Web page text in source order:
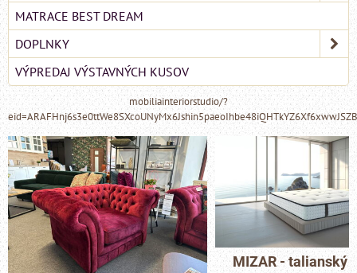
MATRACE BEST DREAM
DOPLNKY
VÝPREDAJ VÝSTAVNÝCH KUSOV
mobiliainteriorstudio/?
MIZAR - talianský matrac